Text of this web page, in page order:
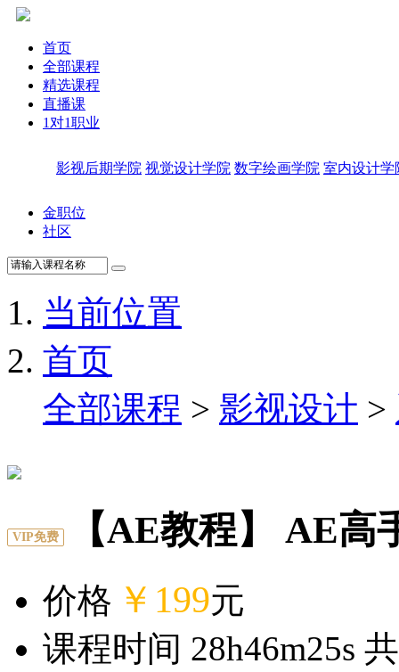
首页
全部课程
精选课程
直播课
1对1职业
影视后期学院 视觉设计学院 数字绘画学院 室内设计学
金职位
社区
当前位置
首页
全部课程 > 影视设计 >
VIP免费 【AE教程】 AE高
价格 ￥199元
课程时间 28h46m25s 共